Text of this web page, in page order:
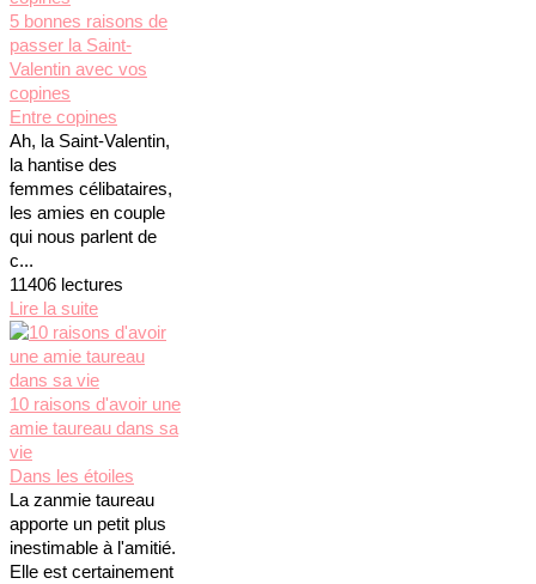
5 bonnes raisons de
passer la Saint-
Valentin avec vos
copines
Entre copines
Ah, la Saint-Valentin,
la hantise des
femmes célibataires,
les amies en couple
qui nous parlent de
c...
11406 lectures
Lire la suite
10 raisons d'avoir une
amie taureau dans sa
vie
Dans les étoiles
La zanmie taureau
apporte un petit plus
inestimable à l'amitié.
Elle est certainement